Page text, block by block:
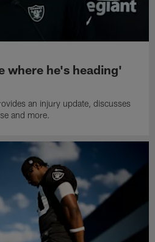
where he's heading'
an injury update, discusses
and more.